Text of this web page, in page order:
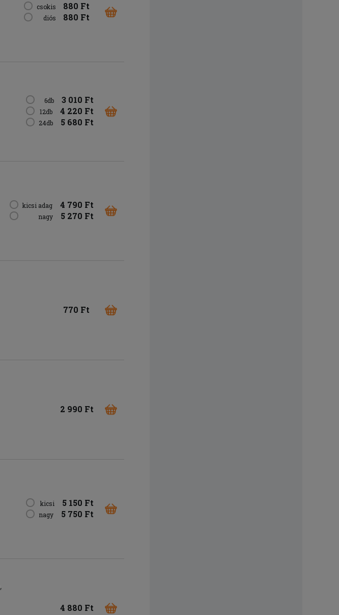
csokis 880 Ft
diós 880 Ft
6db 3 010 Ft
12db 4 220 Ft
24db 5 680 Ft
kicsi adag 4 790 Ft
nagy 5 270 Ft
770 Ft
2 990 Ft
kicsi 5 150 Ft
nagy 5 750 Ft
4 880 Ft